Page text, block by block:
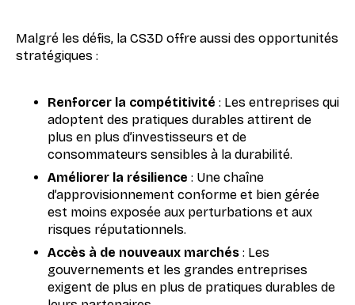
Malgré les défis, la CS3D offre aussi des opportunités
stratégiques :
Renforcer la compétitivité : Les entreprises qui
adoptent des pratiques durables attirent de
plus en plus d’investisseurs et de
consommateurs sensibles à la durabilité.
Améliorer la résilience : Une chaîne
d’approvisionnement conforme et bien gérée
est moins exposée aux perturbations et aux
risques réputationnels.
Accès à de nouveaux marchés : Les
gouvernements et les grandes entreprises
exigent de plus en plus de pratiques durables de